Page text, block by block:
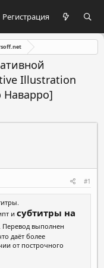
Регистрация
Illustration
Наварро]
#1
и субтитры на
выполнен
даёт более
от построчного